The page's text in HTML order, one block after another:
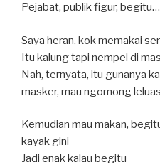
Pejabat, publik figur, begitu…
Saya heran, kok memakai
Itu kalung tapi nempel di
Nah, ternyata, itu gunanya
masker, mau ngomong
Kemudian mau makan,
kayak gini
Jadi enak kalau begitu